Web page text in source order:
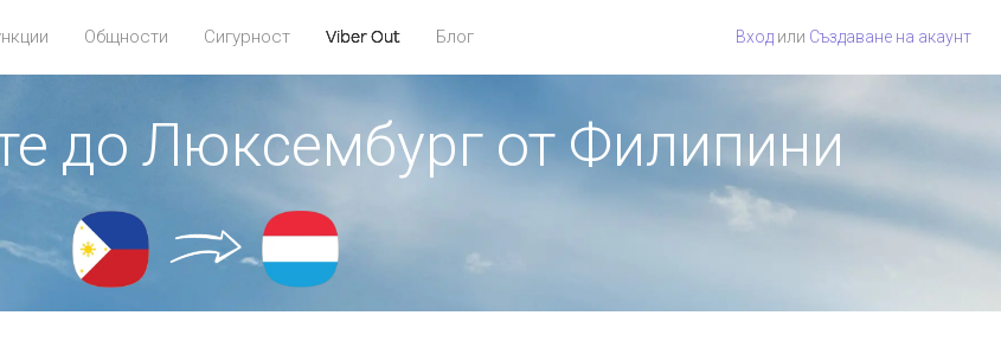
Общности Сигурност Viber Out Блог Вход или Създаване на акаунт
до Люксембург от Филипини